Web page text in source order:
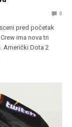
0
pred početak
ima nova tri
Američki Dota 2